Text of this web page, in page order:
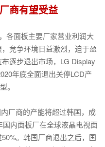
商有望受益
各面板主要厂家营业利润大
竞争环境日益激烈，迫于盈
逐步退出市场，LG Display
年底全面退出关停LCD产
。
厂商的产能将超过韩国，成
内面板厂在全球液晶电视面
。韩国厂商退出之后，国